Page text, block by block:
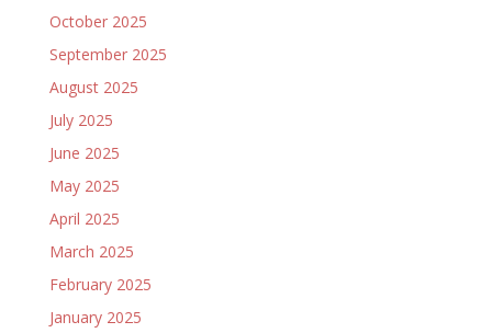
October 2025
September 2025
August 2025
July 2025
June 2025
May 2025
April 2025
March 2025
February 2025
January 2025